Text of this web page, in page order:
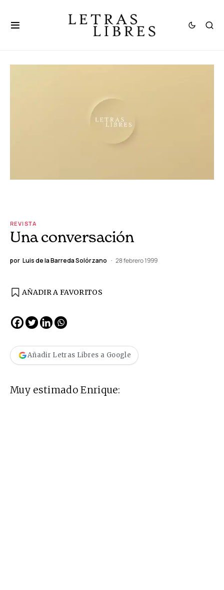
REVISTA
Una conversación
por Luis de la Barreda Solórzano 28 febrero 1999
AÑADIR A FAVORITOS
Añadir Letras Libres a Google
Muy estimado Enrique: